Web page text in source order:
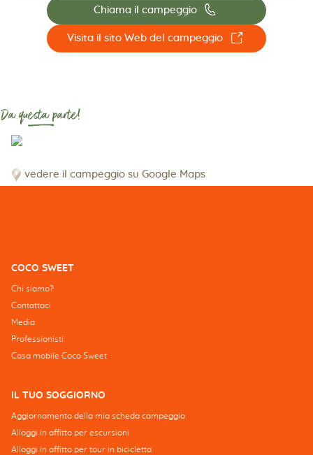
Chiama il campeggio 📞
Visita il sito Web del campeggio ☐
Da questa parte!
vedere il campeggio su Google Maps
COCO SWEET
Chi siamo?
Contattaci
Media
Professionisti
Casa mobile Coco Sweet
IL TUO SOGGIORNO
Aggiornamento della mia scheda campeggio
Alloggi in affitto per escursioni
Alloggi in affitto per tour in bicicletta